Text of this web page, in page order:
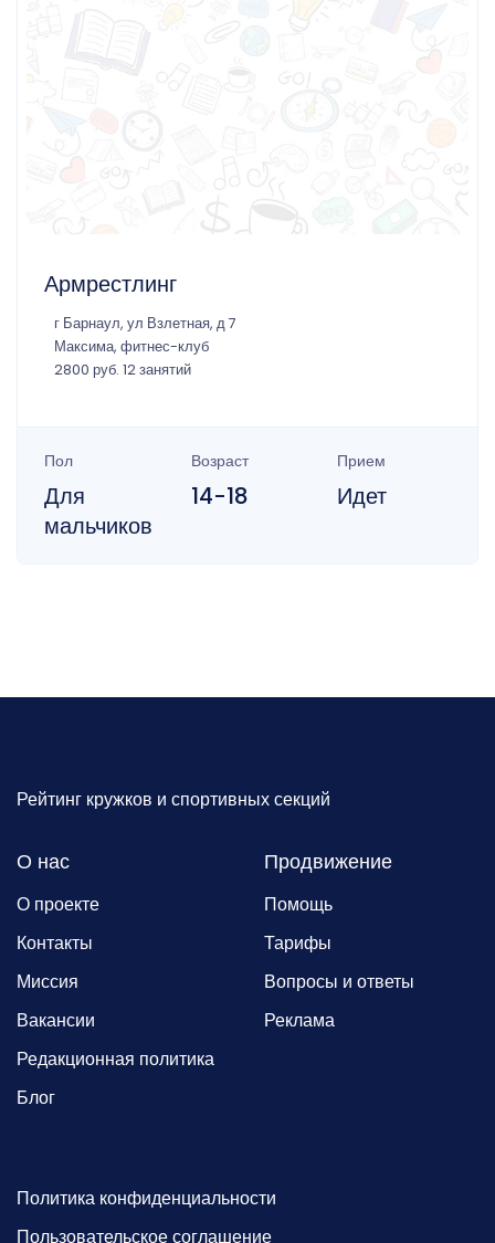
Армрестлинг
г Барнаул, ул Взлетная, д 7
Максима, фитнес-клуб
2800 руб. 12 занятий
Пол
Для
мальчиков
Возраст
14-18
Прием
Идет
Рейтинг кружков и спортивных секций
О нас
О проекте
Контакты
Миссия
Вакансии
Редакционная политика
Блог
Продвижение
Помощь
Тарифы
Вопросы и ответы
Реклама
Политика конфиденциальности
Пользовательское соглашение